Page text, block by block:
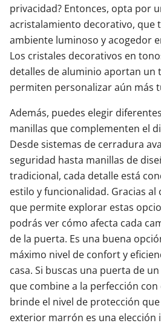
privacidad? Entonces, opta por
acristalamiento decorativo, que
ambiente luminoso y acogedor
Los cristales decorativos en
detalles de aluminio aportan un
permiten personalizar aún más
Además, puedes elegir
manillas que complementen el
Desde sistemas de cerradura
seguridad hasta manillas de
tradicional, cada detalle está
estilo y funcionalidad. Gracias
que permite explorar estas
podrás ver cómo afecta cada
de la puerta. Es una buena
máximo nivel de confort y
casa. Si buscas una puerta de
que combine a la perfección
brinde el nivel de protección
exterior marrón es una elección